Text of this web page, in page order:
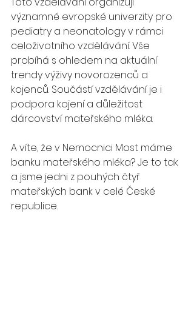
významné evropské univerzity pro
pediatry a neonatology v rámci
celoživotního vzdělávání. Vše
probíhá s ohledem na aktuální
trendy výživy novorozenců a
kojenců. Součástí vzdělávání je i
podpora kojení a důležitost
dárcovství mateřského mléka.
A víte, že v Nemocnici Most máme
banku mateřského mléka? Je to tak
a jsme jedni z pouhých čtyř
mateřských bank v celé České
republice.